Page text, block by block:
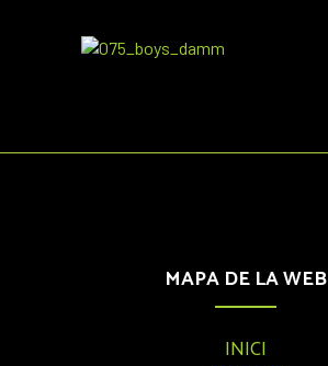
MAPA DE LA WEB
INICI